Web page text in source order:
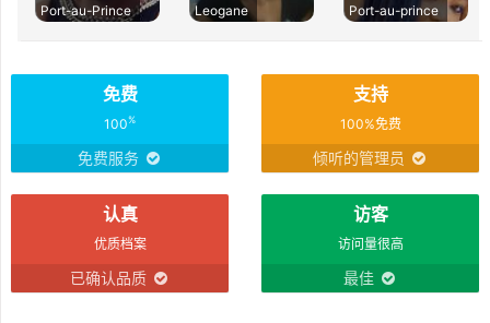
Port-au-Prince
Leogane
Port-au-prince
免费
100%
免费服务
支持
100%免费
倾听的管理员
认真
优质档案
已确认品质
访客
访问量很高
最佳